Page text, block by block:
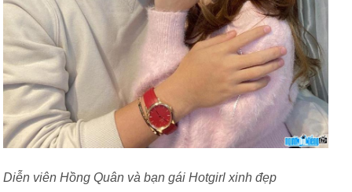
Diễn viên Hồng Quân và bạn gái Hotgirl xinh đẹp